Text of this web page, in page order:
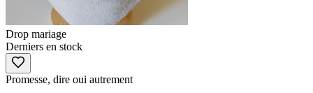
Drop mariage
Derniers en stock
Promesse, dire oui autrement